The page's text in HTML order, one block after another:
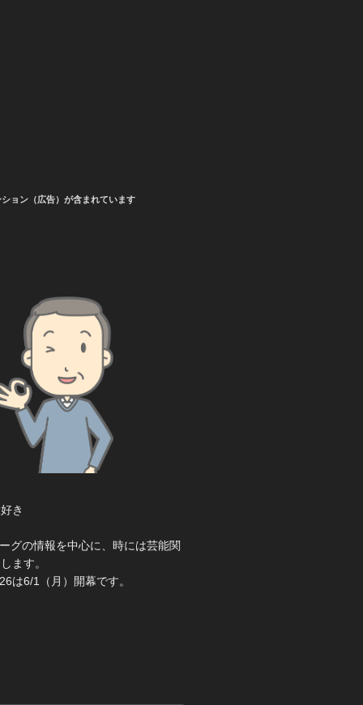
ョン（広告）が含まれています
き
グの情報を中心に、時には芸能関
ます。
は6/1（月）開幕です。